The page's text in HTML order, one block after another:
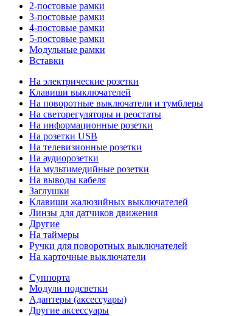
2-постовые рамки
3-постовые рамки
4-постовые рамки
5-постовые рамки
Модульные рамки
Вставки
На электрические розетки
Клавиши выключателей
На поворотные выключатели и тумблеры
На светорегуляторы и реостаты
На информационные розетки
На розетки USB
На телевизионные розетки
На аудиорозетки
На мультимедийные розетки
На выводы кабеля
Заглушки
Клавиши жалюзийных выключателей
Линзы для датчиков движения
Другие
На таймеры
Ручки для поворотных выключателей
На карточные выключатели
Суппорта
Модули подсветки
Адаптеры (аксессуары)
Другие аксессуары